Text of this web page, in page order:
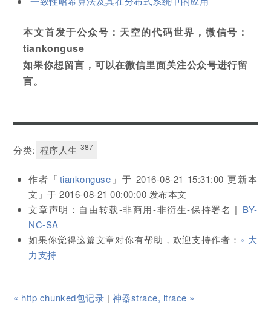
本文首发于公众号：天空的代码世界，微信号：
tiankonguse
如果你想留言，可以在微信里面关注公众号进行留
言。
分类: 程序人生 387
作者「tiankonguse 」于 2016-08-21 15:31:00 更新本
文」于2016-08-21 00:00:00 发布本文
文章声明：自由转载-非商用-非衍生-保持署名 | BY-
NC-SA
如果你觉得这篇文章对你有帮助，欢迎支持作者： « 大
力支持
« http chunked包记录 | 神器strace, ltrace »